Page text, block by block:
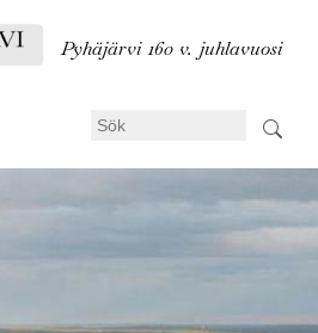
till
Pyhäjärvi 160 v. juhlavuosi
Sök